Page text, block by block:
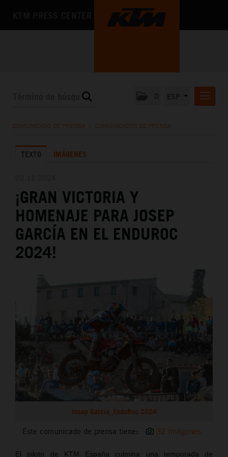
LA EMPRESA
COMUNICADO DE PRENSA COMUNICADOS DE PRENSA
TEXTO IMÁGENES
¡GRAN VICTORIA Y
HOMENAJE PARA JOSEP
GARCÍA EN EL ENDUROC
2024!
Josep García_EnduRoc 2024
Este comunicado de prensa tiene: 32 Imágenes
El piloto de KTM España culmina una temporada de